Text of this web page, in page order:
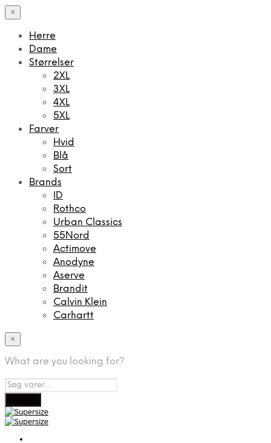
×
Herre
Dame
Størrelser
2XL
3XL
4XL
5XL
Farver
Hvid
Blå
Sort
Brands
ID
Rothco
Urban Classics
55Nord
Actimove
Anodyne
Aserve
Brandit
Calvin Klein
Carhartt
×
What are you looking for?